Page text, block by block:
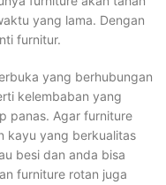
yang lama. Dengan
furnitur.
yang berhubungan
kelembaban yang
panas. Agar furniture
kayu yang berkualitas
besi dan anda bisa
furniture rotan juga